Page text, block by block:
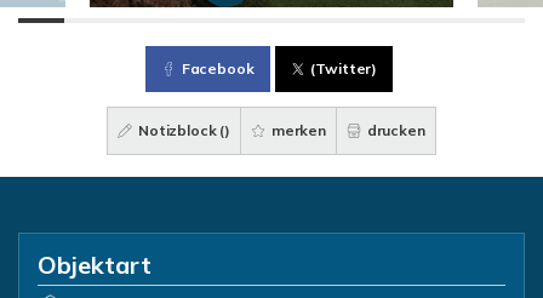
Facebook (Twitter)
Notizblock () merken drucken
Objektart